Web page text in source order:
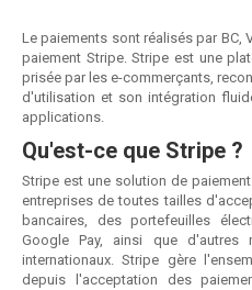
Le paiements sont réalisés par BC,
paiement Stripe. Stripe est une
prisée par les e-commerçants,
d'utilisation et son intégration
applications.
Qu'est-ce que Stripe ?
Stripe est une solution de
entreprises de toutes tailles
bancaires, des portefeuilles
Google Pay, ainsi que d'autres
internationaux. Stripe gère
depuis l'acceptation des